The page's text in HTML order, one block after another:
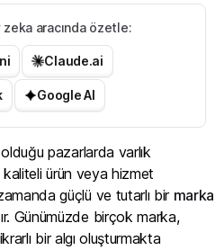
aracında özetle:
Claude.ai
Google AI
pazarlarda varlık
ürün veya hizmet
güçlü ve tutarlı bir marka
Günümüzde birçok marka,
bir algı oluşturmakta